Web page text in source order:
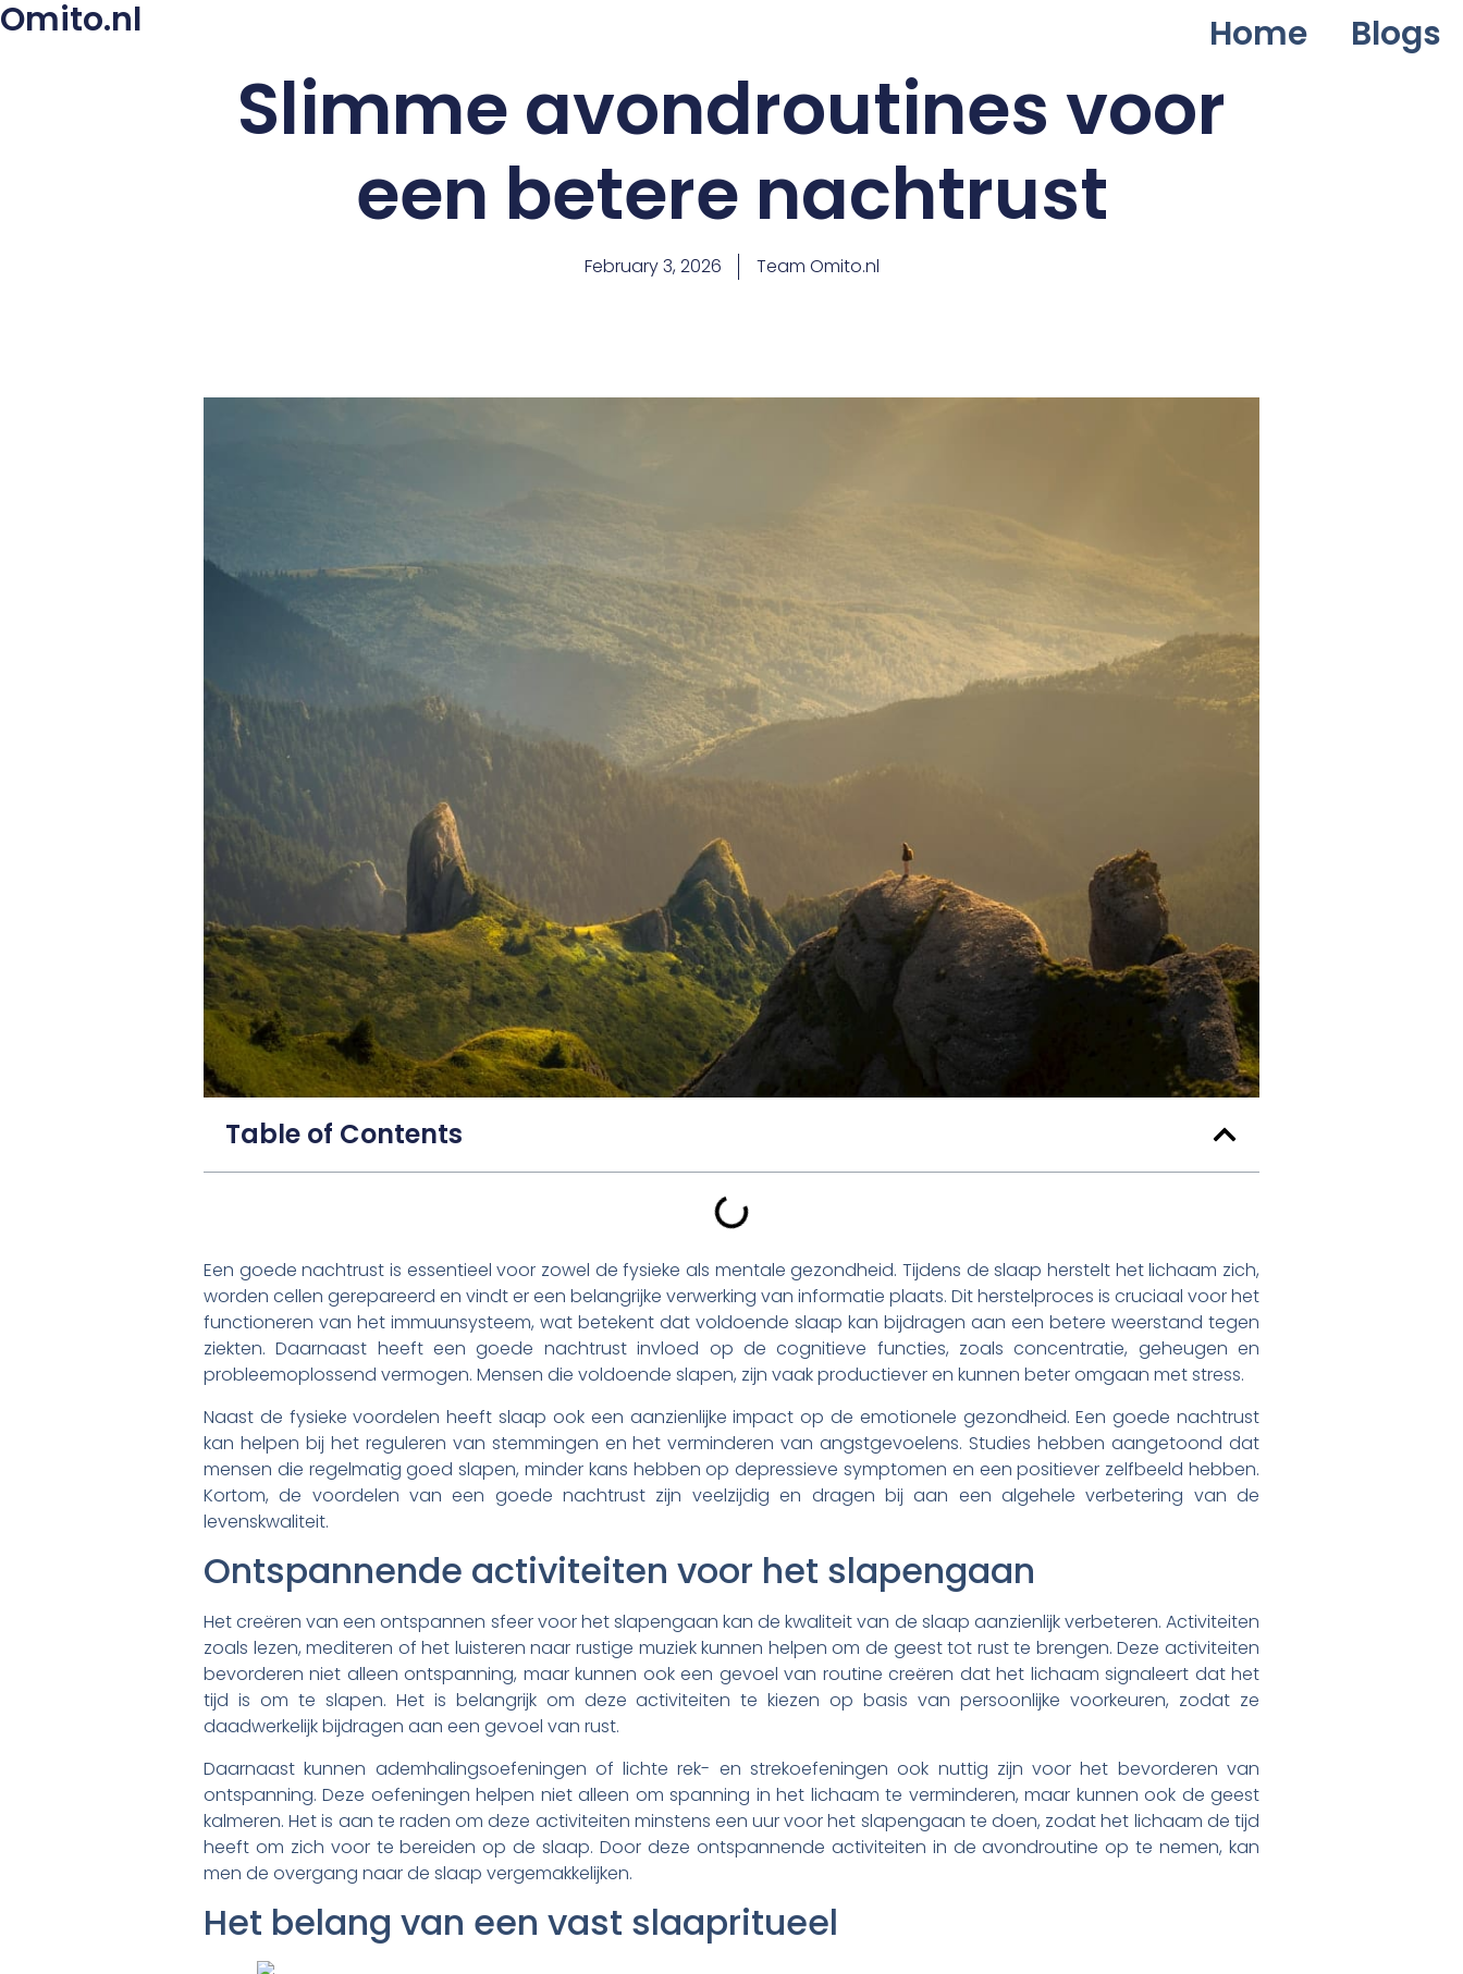
Omito.nl Home Blogs
Slimme avondroutines voor
een betere nachtrust
February 3, 2026 Team Omito.nl
Table of Contents
Een goede nachtrust is essentieel voor zowel de fysieke als mentale gezondheid. Tijdens de slaap herstelt het lichaam zich,
worden cellen gerepareerd en vindt er een belangrijke verwerking van informatie plaats. Dit herstelproces is cruciaal voor het
functioneren van het immuunsysteem, wat betekent dat voldoende slaap kan bijdragen aan een betere weerstand tegen
ziekten. Daarnaast heeft een goede nachtrust invloed op de cognitieve functies, zoals concentratie, geheugen en
probleemoplossend vermogen. Mensen die voldoende slapen, zijn vaak productiever en kunnen beter omgaan met stress.
Naast de fysieke voordelen heeft slaap ook een aanzienlijke impact op de emotionele gezondheid. Een goede nachtrust
kan helpen bij het reguleren van stemmingen en het verminderen van angstgevoelens. Studies hebben aangetoond dat
mensen die regelmatig goed slapen, minder kans hebben op depressieve symptomen en een positiever zelfbeeld hebben.
Kortom, de voordelen van een goede nachtrust zijn veelzijdig en dragen bij aan een algehele verbetering van de
levenskwaliteit.
Ontspannende activiteiten voor het slapengaan
Het creëren van een ontspannen sfeer voor het slapengaan kan de kwaliteit van de slaap aanzienlijk verbeteren. Activiteiten
zoals lezen, mediteren of het luisteren naar rustige muziek kunnen helpen om de geest tot rust te brengen. Deze activiteiten
bevorderen niet alleen ontspanning, maar kunnen ook een gevoel van routine creëren dat het lichaam signaleert dat het
tijd is om te slapen. Het is belangrijk om deze activiteiten te kiezen op basis van persoonlijke voorkeuren, zodat ze
daadwerkelijk bijdragen aan een gevoel van rust.
Daarnaast kunnen ademhalingsoefeningen of lichte rek- en strekoefeningen ook nuttig zijn voor het bevorderen van
ontspanning. Deze oefeningen helpen niet alleen om spanning in het lichaam te verminderen, maar kunnen ook de geest
kalmeren. Het is aan te raden om deze activiteiten minstens een uur voor het slapengaan te doen, zodat het lichaam de tijd
heeft om zich voor te bereiden op de slaap. Door deze ontspannende activiteiten in de avondroutine op te nemen, kan
men de overgang naar de slaap vergemakkelijken.
Het belang van een vast slaapritueel